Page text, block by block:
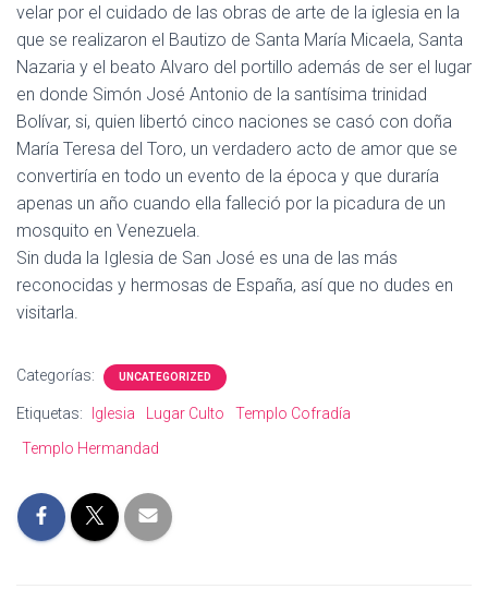
velar por el cuidado de las obras de arte de la iglesia en la
que se realizaron el Bautizo de Santa María Micaela, Santa
Nazaria y el beato Alvaro del portillo además de ser el lugar
en donde Simón José Antonio de la santísima trinidad
Bolívar, si, quien libertó cinco naciones se casó con doña
María Teresa del Toro, un verdadero acto de amor que se
convertiría en todo un evento de la época y que duraría
apenas un año cuando ella falleció por la picadura de un
mosquito en Venezuela.
Sin duda la Iglesia de San José es una de las más
reconocidas y hermosas de España, así que no dudes en
visitarla.
Categorías: UNCATEGORIZED
Etiquetas: Iglesia Lugar Culto
Templo Cofradía
Templo Hermandad